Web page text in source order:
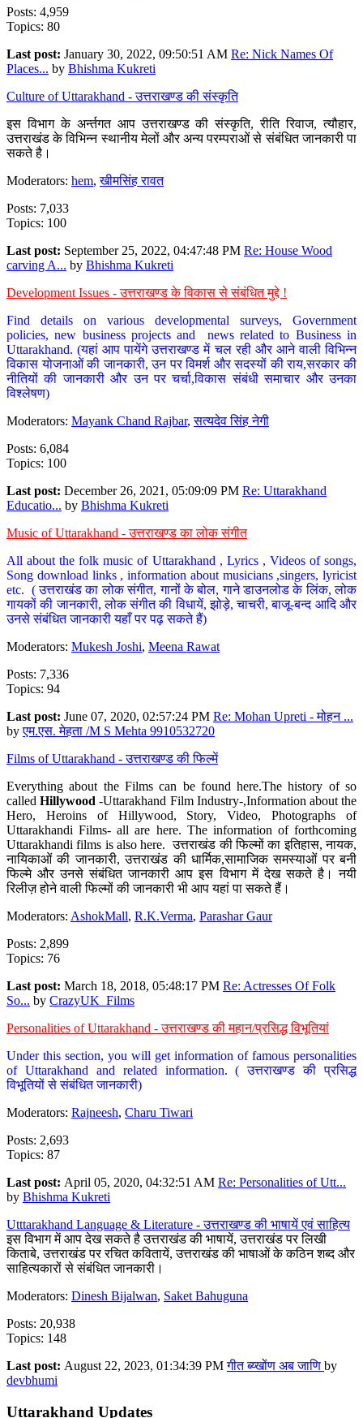
Posts: 4,959
Topics: 80
Last post: January 30, 2022, 09:50:51 AM Re: Nick Names Of
Places... by Bhishma Kukreti
Culture of Uttarakhand - उत्तराखण्ड की संस्कृति
इस विभाग के अर्न्तगत आप उत्तराखण्ड की संस्कृति, रीति रिवाज, त्यौहार,
उत्तराखंड के विभिन्न स्थानीय मेलों और अन्य परम्पराओं से संबंधित जानकारी पा
सकते है।
Moderators: hem,खीमसिंह रावत
Posts: 7,033
Topics: 100
Last post: September 25, 2022, 04:47:48 PM Re: House Wood
carving A... by Bhishma Kukreti
Development Issues - उत्तराखण्ड के विकास से संबंधित मुद्दे !
Find details on various developmental surveys, Government
policies, new business projects and news related to Business in
Uttarakhand. (यहां आप पायेंगे उत्तराखण्ड में चल रही और आने वाली विभिन्न
विकास योजनाओं की जानकारी, उन पर विमर्श और सदस्यों की राय,सरकार की
नीतियों की जानकारी और उन पर चर्चा,विकास संबंधी समाचार और उनका
विश्लेषण)
Moderators: Mayank Chand Rajbar,सत्यदेव सिंह नेगी
Posts: 6,084
Topics: 100
Last post: December 26, 2021, 05:09:09 PM Re: Uttarakhand
Educatio... by Bhishma Kukreti
Music of Uttarakhand - उत्तराखण्ड का लोक संगीत
All about the folk music of Uttarakhand , Lyrics , Videos of songs,
Song download links , information about musicians ,singers, lyricist
etc. ( उत्तराखंड का लोक संगीत, गानों के बोल, गाने डाउनलोड के लिंक, लोक
गायकों की जानकारी, लोक संगीत की विधायें, झोड़े, चाचरी, बाजू-बन्द आदि और
उनसे संबंधित जानकारी यहाँ पर पढ़ सकते हैं)
Moderators: Mukesh Joshi, Meena Rawat
Posts: 7,336
Topics: 94
Last post: June 07, 2020, 02:57:24 PM Re: Mohan Upreti - मोहन ...
byएम.एस. मेहता /M S Mehta 9910532720
Films of Uttarakhand - उत्तराखण्ड की फिल्में
Everything about the Films can be found here.The history of so
calledHillywood-Uttarakhand Film Industry-,Information about the
Hero, Heroins of Hillywood, Story, Video, Photographs of
Uttarakhandi Films- all are here. The information of forthcoming
Uttarakhandi films is also here. उत्तराखंड की फिल्मों का इतिहास, नायक,
नायिकाओं की जानकारी, उत्तराखंड की धार्मिक,सामाजिक समस्याओं पर बनी
फिल्मे और उनसे संबंधित जानकारी आप इस विभाग में देख सकते है। नयी
रिलीज़ होने वाली फिल्मों की जानकारी भी आप यहां पा सकते हैं।
Moderators: AshokMall, R.K.Verma, Parashar Gaur
Posts: 2,899
Topics: 76
Last post: March 18, 2018, 05:48:17 PM Re: Actresses Of Folk
So... by CrazyUK_Films
Personalities of Uttarakhand - उत्तराखण्ड की महान/प्रसिद्ध विभूतियां
Under this section, you will get information of famous personalities
of Uttarakhand and related information. ( उत्तराखण्ड की प्रसिद्ध
विभूतियों से संबंधित जानकारी)
Moderators: Rajneesh, Charu Tiwari
Posts: 2,693
Topics: 87
Last post: April 05, 2020, 04:32:51 AM Re: Personalities of Utt...
by Bhishma Kukreti
Utttarakhand Language & Literature - उत्तराखण्ड की भाषायें एवं साहित्य
इस विभाग में आप देख सकते है उत्तराखंड की भाषायें, उत्तराखंड पर लिखी
किताबे, उत्तराखंड पर रचित कवितायें, उत्तराखंड की भाषाओं के कठिन शब्द और
साहित्यकारों से संबंधित जानकारी।
Moderators: Dinesh Bijalwan, Saket Bahuguna
Posts: 20,938
Topics: 148
Last post: August 22, 2023, 01:34:39 PMगीत ब्य्खोंण अब जाणि by
devbhumi
Uttarakhand Updates